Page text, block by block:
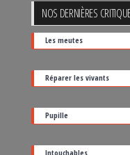
film
par
sa
date
de
sortie
NOS DERNIÈRES
Les meutes
Réparer les vivants
Pupille
Intouchables